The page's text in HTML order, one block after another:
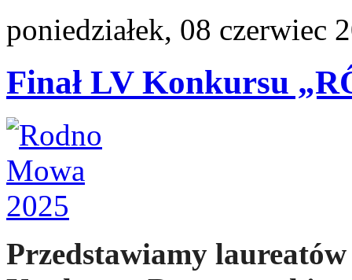
poniedziałek, 08 czerwiec
Finał LV Konkursu
Przedstawiamy